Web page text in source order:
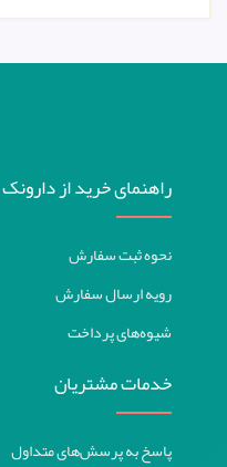
راهنمای خرید از دارونک
نحوه ثبت سفارش
رویه ارسال سفارش
شیوه‌های پرداخت
خدمات مشتریان
پاسخ به پرسش‌های متداول